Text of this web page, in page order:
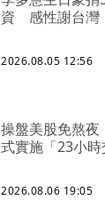
資 感性謝台灣
2026.08.05 12:56
操盤美股免熬
式實施「23小時
2026.08.06 19:05